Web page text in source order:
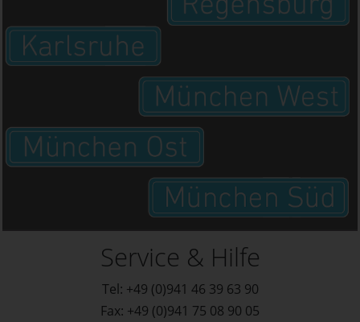
Service & Hilfe
Tel: +49 (0)941 46 39 63 90
Fax: +49 (0)941 75 08 90 05